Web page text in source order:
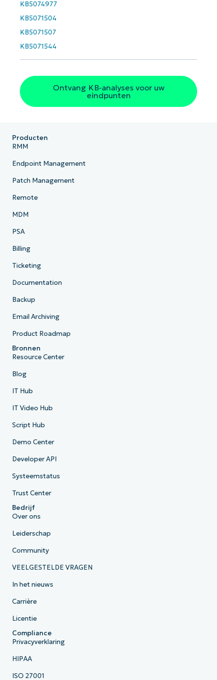
KB5074977
KB5071504
KB5071507
KB5071544
Ontvang KB-analyses voor uw
eindpunten
number*
Land
Company
Producten
RMM
Endpoint Management
Patch Management
Remote
MDM
PSA
Billing
Ticketing
Documentation
Backup
Email Archiving
Product Roadmap
Bronnen
Resource Center
Blog
IT Hub
IT Video Hub
Script Hub
Demo Center
Developer API
Systeemstatus
Trust Center
Bedrijf
Over ons
Leiderschap
Community
VEELGESTELDE VRAGEN
In het nieuws
Carrière
Licentie
Compliance
Privacyverklaring
HIPAA
ISO 27001